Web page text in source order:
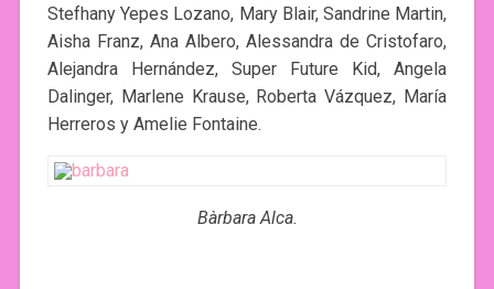
Stefhany Yepes Lozano, Mary Blair, Sandrine Martin,
Aisha Franz, Ana Albero, Alessandra de Cristofaro,
Alejandra Hernández, Super Future Kid, Angela
Dalinger, Marlene Krause, Roberta Vázquez, María
Herreros y Amelie Fontaine.
Bàrbara Alca.